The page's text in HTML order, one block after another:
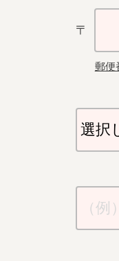
〒
郵便